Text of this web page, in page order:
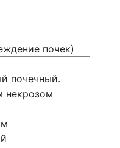
почек)
почечный.
некрозом